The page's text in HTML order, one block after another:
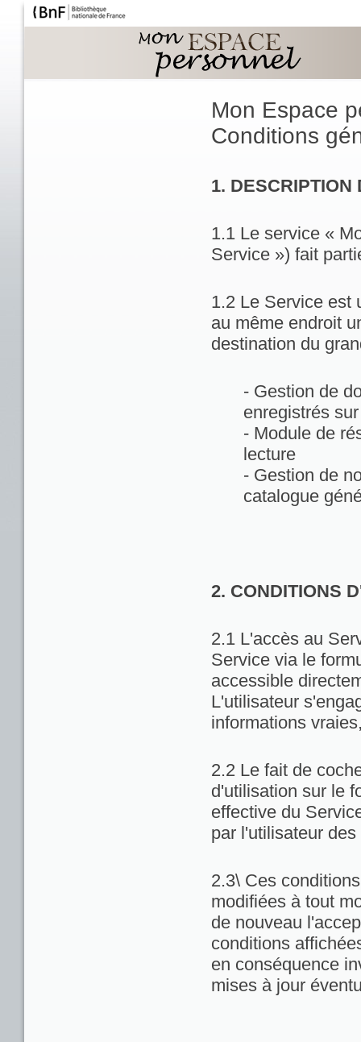
Mon Espace
Conditions
1. DESCRIPTION
1.1 Le service «
Service ») fait
1.2 Le Service est
au même endroit
destination du
- Gestion de
enregistrés
- Module de
lecture
- Gestion de
catalogue
2. CONDITIONS
2.1 L'accès au
Service via le
accessible
L'utilisateur
informations
2.2 Le fait de
d'utilisation sur le
effective du
par l'utilisateur
2.3\ Ces
modifiées à tout
de nouveau
conditions
en conséquence
mises à jour